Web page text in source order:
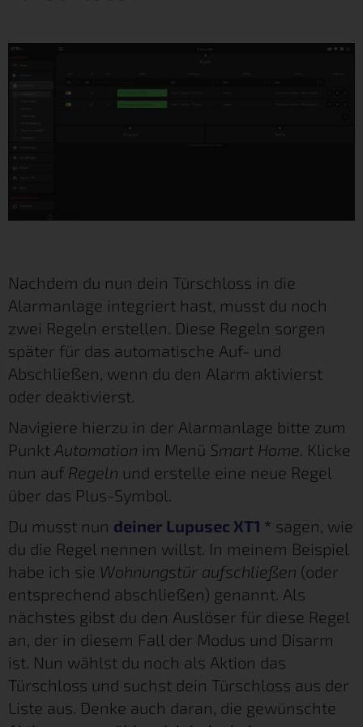
Nachdem du nun dein Türschloss in die
Alarmanlage integriert hast, musst du noch
zwei Regeln erstellen. Diese Regeln sorgen
später für das automatische Auf- und
Abschließen, wenn du den Alarm aktivierst
oder deaktivierst.
Navigiere hierzu in der Alarmanlage bitte zum
Punkt Automation im Menü Smart Home. Klicke
nun auf Regeln und erstelle eine neue Regel
über das Plus-Symbol.
Du musst nun deiner Lupusec XT1 * sagen, wie
du die Regel nennen willst. In meinem Beispiel
habe ich sie Wohnungstür aufschließen (oder
entsprechend abschließen) genannt. Als
nächstes gibst du den Auslöser für diese Regel
an, der in diesem Fall der Modus und Disarm
ist. Nun wählst du noch als Aktion das
Türschloss und suchst dein Türschloss aus der
Liste aus. Denke auch daran, die gewünschte